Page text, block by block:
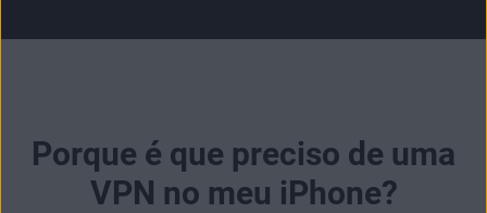
Porque é que preciso de uma
VPN no meu iPhone?